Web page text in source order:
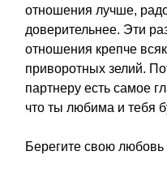
отношения лучше,
доверительнее. Эти
отношения крепче
приворотных зелий.
партнеру есть самое
что ты любима и тебя
Берегите свою